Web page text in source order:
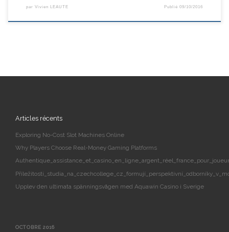
par Vivien LEAUTE Publié09/10/2016
Articles récents
Exploring No-Cost Slot Machines Online
Why Players Choose Real-Money Gaming Platforms
Upplev den ultimata spänningsvågen med Aquawin Casino i Sverige
OCTOBRE 2016